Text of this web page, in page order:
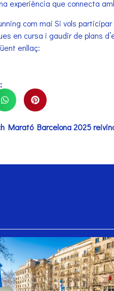
experiència que connecta
com mai Si vols
en cursa i gaudir de plans
enllaç: